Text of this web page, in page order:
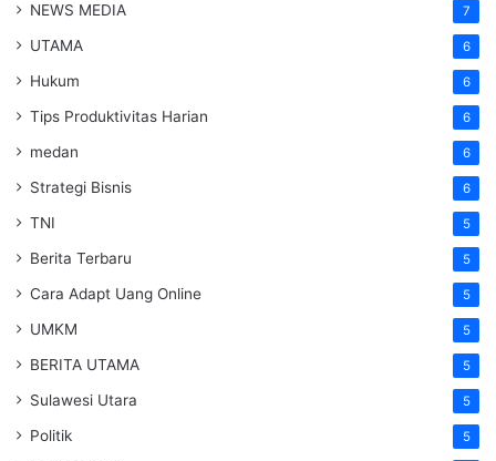
NEWS MEDIA 7
UTAMA 6
Hukum 6
Tips Produktivitas Harian 6
medan 6
Strategi Bisnis 6
TNI 5
Berita Terbaru 5
Cara Adapt Uang Online 5
UMKM 5
BERITA UTAMA 5
Sulawesi Utara 5
Politik 5